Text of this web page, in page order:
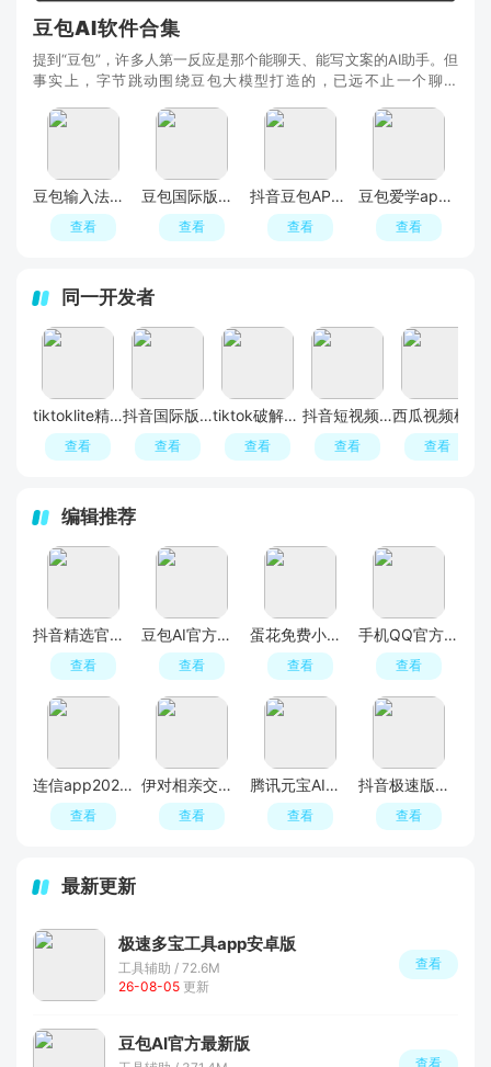
豆包AI软件合集
提到“豆包”，许多人第一反应是那个能聊天、能写文案的AI助手。但
事实上，字节跳动围绕豆包大模型打造的，已远不止一个聊天
豆包输入法最新版本
查看
豆包国际版Dola
查看
抖音豆包APP最新版
查看
豆包爱学app官方最新版
查看
同一开发者
tiktoklite精简版
查看
抖音国际版tiktok2026解锁版
查看
tiktok破解版国内可用
查看
抖音短视频电脑版
查看 查看
编辑推荐
抖音精选官方正版新版本
查看
豆包AI官方最新版
查看
蛋花免费小说app最新版
查看
手机QQ官方免费最新版
查看
连信app2026免费最新版
查看
伊对相亲交友平台官方APP
查看
腾讯元宝AI软件
查看
抖音极速版最新版本官方版2026
查看
最新更新
极速多宝工具app安卓版
工具辅助 / 72.6M
26-08-05 更新
查看
豆包AI官方最新版
查看